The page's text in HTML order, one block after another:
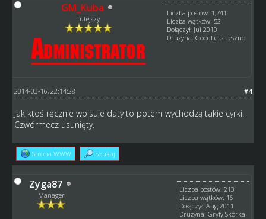
GM_Kuba
Tutejszy
Liczba postów: 1,741
Liczba wątków: 52
Dołączył: Jul 2010
Drużyna: GoodFells Leszno
#4
2014-03-16, 22:14:28
Jak ktoś ręcznie wpisuje daty to potem wychodzą takie cyrki.
Czwórmecz usunięty.
Strona WWW Szukaj
Zyga87
Manager
Liczba postów: 213
Liczba wątków: 16
Dołączył: Aug 2011
Drużyna: Gryfy Skórka